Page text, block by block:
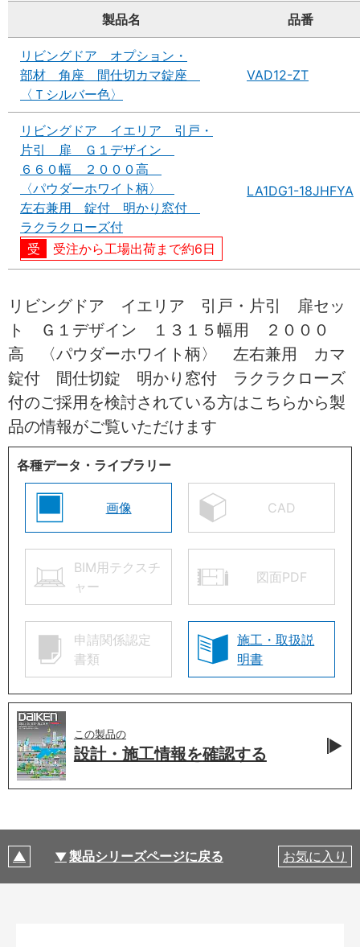
製品名 品番
リビングドア オプション・
部材 角座 間仕切カマ錠座
〈Ｔシルバー色〉
VAD12-ZT
リビングドア イエリア 引戸・
片引 扉 Ｇ１デザイン
６６０幅 ２０００高
〈パウダーホワイト柄〉
左右兼用 錠付 明かり窓付
ラクラクローズ付
受注から工場出荷まで約6日
LA1DG1-18JHFYA
リビングドア イエリア 引戸・片引 扉セッ
ト Ｇ１デザイン １３１５幅用 ２０００
高 〈パウダーホワイト柄〉 左右兼用 カマ
錠付 間仕切錠 明かり窓付 ラクラクローズ
付のご採用を検討されている方はこちらから製
品の情報がご覧いただけます
各種データ・ライブラリー
画像 CAD
BIM用テクスチ
ャー
図面PDF
申請関係認定
書類
施工・取扱説
明書
この製品の
設計・施工情報を確認する
製品シリーズページに戻る お気に入り